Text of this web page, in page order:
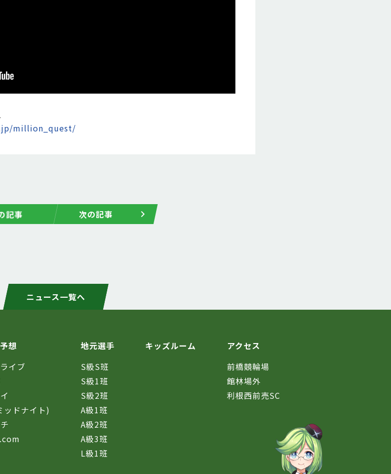
million_quest/
記事 次の記事
ニュース一覧へ
想
イブ
ッドナイト)
地元選手
S級S班
S級1班
S級2班
A級1班
A級2班
A級3班
L級1班
キッズルーム
アクセス
前橋競輪場
館林場外
利根西前売SC